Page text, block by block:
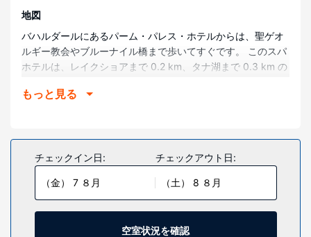
地図
バハルダールにあるパーム・パレス・ホテルからは、聖ゲオ
ルギー教会やブルーナイル橋まで歩いてすぐです。 このスパ
ホテルは、レイクショアまで 0.2 km、タナ湖まで 0.3 km の
部屋
WiFi (無料)をご利用いただけます。デスク、遮光カーテンを
ご利用いただけ、ハウスキーピング サービスは、毎日行われ
ます。
フルサービススパでゆっくりと贅沢な時間をお過ごしいただ
けます。このホテルでは、WiFi (無料)、コンシェルジュ サー
もっと見る
チェックイン日:
（金） 7 ８月
チェックアウト日:
（土） 8 ８月
空室状況を確認